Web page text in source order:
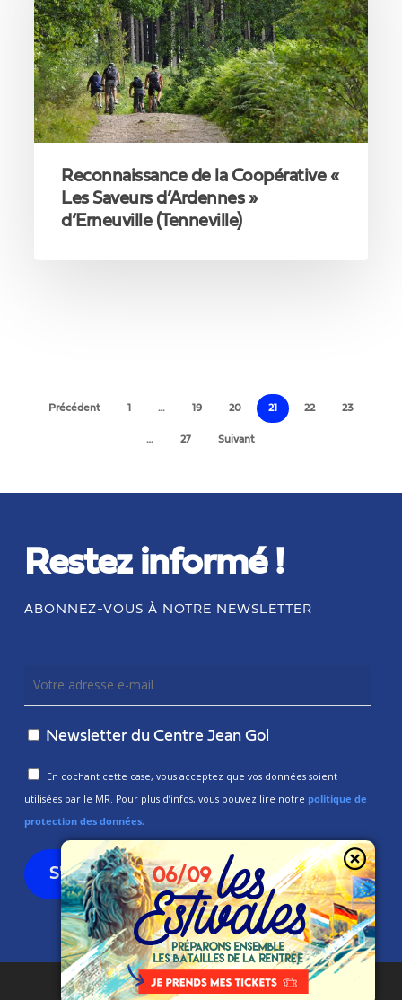
«
Les
Saveurs
d’Ardennes
»
d’Erneuville
(Tenneville)
Reconnaissance de la Coopérative «
Les Saveurs d’Ardennes »
d’Erneuville (Tenneville)
Précédent … 19 20 21 22 23
… 27 Suivant
Restez informé !
ABONNEZ-VOUS À NOTRE NEWSLETTER
Newsletter du Centre Jean Gol
En cochant cette case, vous acceptez que vos données soient
utilisées par le MR. Pour plus d’infos, vous pouvez lire notre politique de
protection des données.